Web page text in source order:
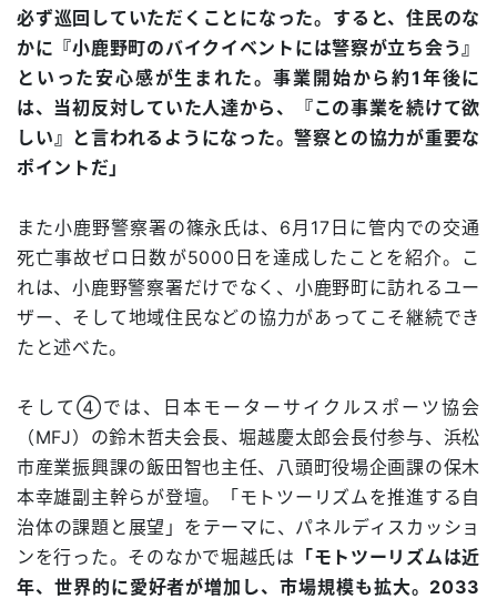
必ず巡回していただくことになった。すると、住民のな
かに『小鹿野町のバイクイベントには警察が立ち会う』
といった安心感が生まれた。事業開始から約1年後に
は、当初反対していた人達から、『この事業を続けて欲
しい』と言われるようになった。警察との協力が重要な
ポイントだ」
また小鹿野警察署の篠永氏は、6月17日に管内での交通
死亡事故ゼロ日数が5000日を達成したことを紹介。こ
れは、小鹿野警察署だけでなく、小鹿野町に訪れるユー
ザー、そして地域住民などの協力があってこそ継続でき
たと述べた。
そして④では、日本モーターサイクルスポーツ協会
（MFJ）の鈴木哲夫会長、堀越慶太郎会長付参与、浜松
市産業振興課の飯田智也主任、八頭町役場企画課の保木
本幸雄副主幹らが登壇。「モトツーリズムを推進する自
治体の課題と展望」をテーマに、パネルディスカッショ
ンを行った。そのなかで堀越氏は 「モトツーリズムは近
年、世界的に愛好者が増加し、市場規模も拡大。2033